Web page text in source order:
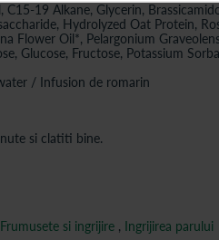
19 Alkane, Glycerin,
Hydrolyzed Oat Protein,
Flower Oil*, Pelargonium
Glucose, Fructose, Potassium
/ Infusion de romarin
si clatiti bine.
Frumusete si ingrijire , Ingrijirea parului